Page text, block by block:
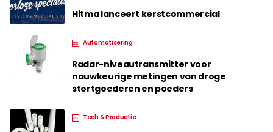
Hitma lanceert kerstcommercial
Automatisering
Radar-niveautransmitter voor
nauwkeurige metingen van droge
stortgoederen en poeders
Tech & Productie